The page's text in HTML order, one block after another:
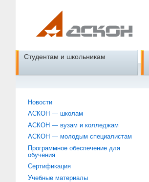
Студентам и школьникам
Новости
АСКОН — школам
АСКОН — вузам и колледжам
АСКОН — молодым специалистам
Программное обеспечение для
обучения
Сертификация
Учебные материалы